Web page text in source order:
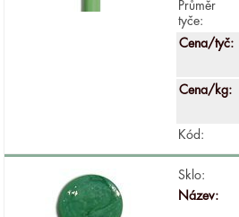
Průměr
tyče:
Cena/tyč:
Cena/kg:
Kód:
Sklo:
Název: